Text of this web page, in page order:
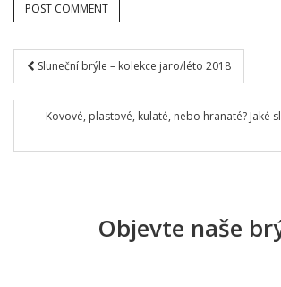
Post navigation
Sluneční brýle – kolekce jaro/léto 2018
Kovové, plastové, kulaté, nebo hranaté? Jaké
Objevte naše